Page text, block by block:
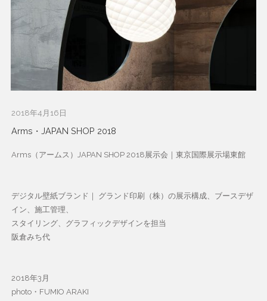
2018年4月16日
Arms・JAPAN SHOP 2018
Arms（アームス）JAPAN SHOP 2018展示会｜東京国際展示場東館
デジタル壁紙ブランド｜ グランド印刷（株）の展示構成、ブースデザ
イン、施工管理、
スタイリング、グラフィックデザインを担当
阪倉みち代
2018年3月
photo・FUMIO ARAKI